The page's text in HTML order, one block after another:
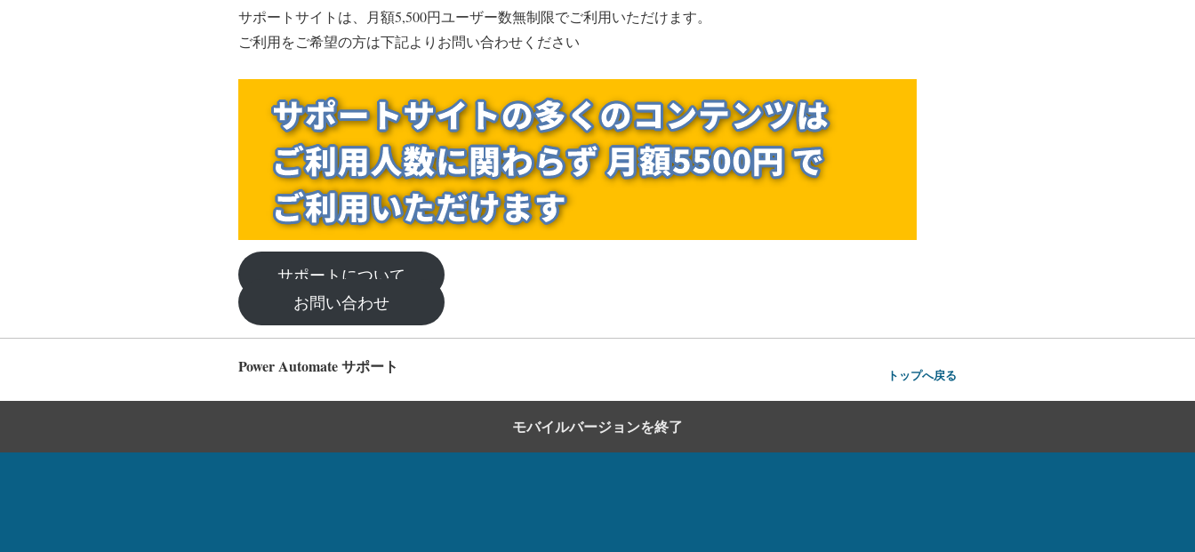
サポートサイトは、月額5,500円ユーザー数無制限でご利用いただけます。
ご利用をご希望の方は下記よりお問い合わせください
サポートについて
お問い合わせ
Power Automate サポート トップへ戻る
モバイルバージョンを終了